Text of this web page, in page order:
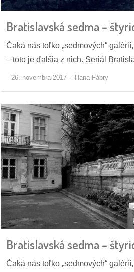
dobrá
práca
petície
z
médií
videá
vychádzky
/
knihy
/
výstavy
o
Bratislavská sedma –
Čaká nás toľko „sedmových“
– toto je ďalšia z nich. Seriál
26. novembra 2017 Hana Fábry
Bratislavská sedma –
Čaká nás toľko „sedmových“